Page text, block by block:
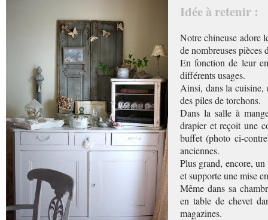
Idée à retenir :
Notre chineuse adore
de nombreuses pièces
En fonction de leur
différents usages.
Ainsi, dans la cuisine,
des piles de torchons.
Dans la salle à
drapier et reçoit une
buffet (photo ci-
anciennes.
Plus grand, encore,
et supporte une mise
Même dans sa
en table de chevet
magazines.